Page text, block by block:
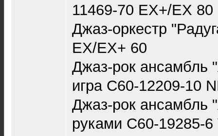
11469-70 EX+/EX 80
Джаз-оркестр
EX/EX+ 60
Джаз-рок ансамбль
игра С60-12209-10
Джаз-рок ансамбль
руками С60-19285-